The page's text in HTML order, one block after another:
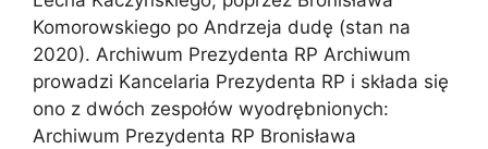
Komorowskiego po Andrzeja dudę (stan na
2020). Archiwum Prezydenta RP Archiwum
prowadzi Kancelaria Prezydenta RP i składa się
ono z dwóch zespołów wyodrębnionych:
Archiwum Prezydenta RP Bronisława